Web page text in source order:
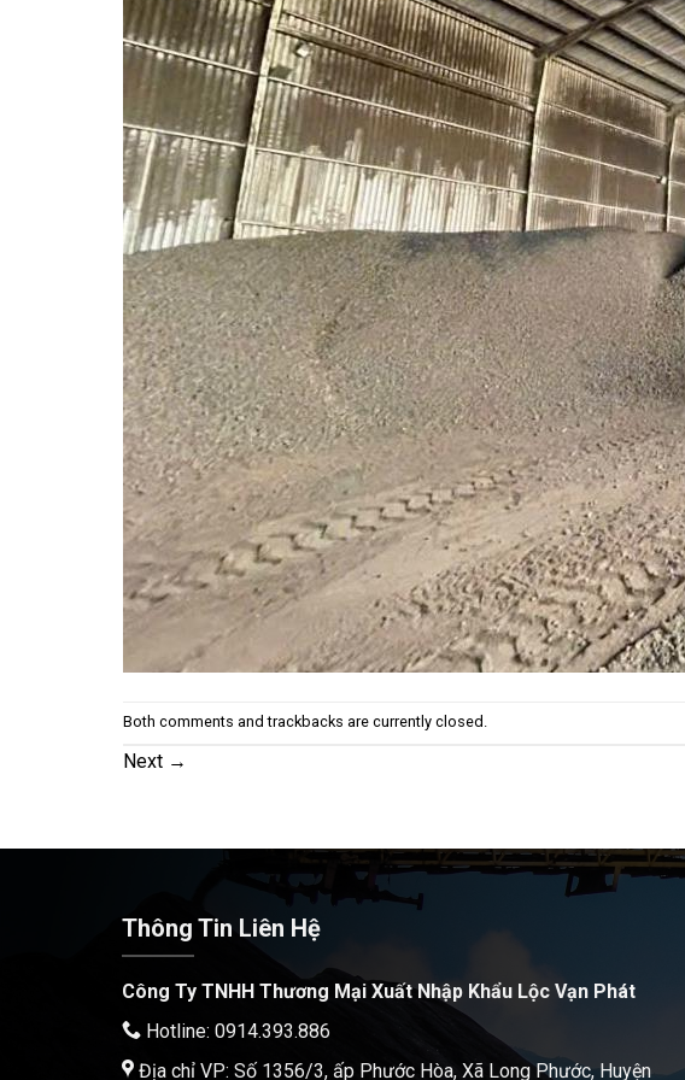
Both comments and trackbacks are currently closed.
Next →
Thông Tin Liên Hệ
Công Ty TNHH Thương Mại Xuất Nhập Khẩu Lộc Vạn Phát
Hotline: 0914.393.886
Địa chỉ VP: Số 1356/3, ấp Phước Hòa, Xã Long Phước, Huyện